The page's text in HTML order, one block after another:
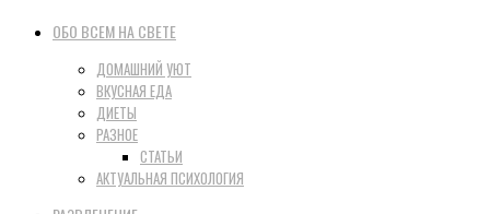
ОБО ВСЕМ НА СВЕТЕ
ДОМАШНИЙ УЮТ
ВКУСНАЯ ЕДА
ДИЕТЫ
РАЗНОЕ
СТАТЬИ
АКТУАЛЬНАЯ ПСИХОЛОГИЯ